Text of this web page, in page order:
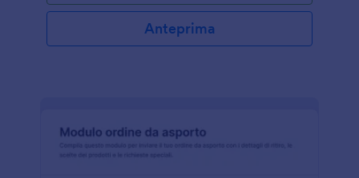
Anteprima